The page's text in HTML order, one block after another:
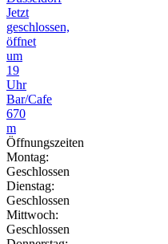
Jetzt
geschlossen,
öffnet
um
19
Uhr
Bar/Cafe
670
m
Öffnungszeiten
Montag:
Geschlossen
Dienstag:
Geschlossen
Mittwoch:
Geschlossen